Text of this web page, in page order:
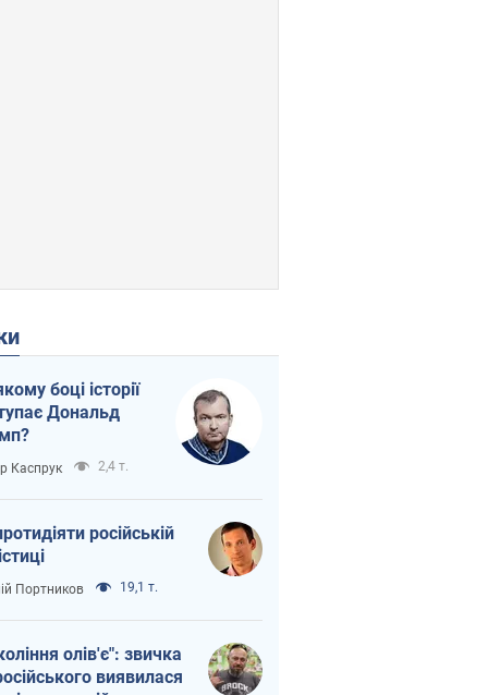
боці історії
Дональд
Каспрук 2,4 т.
російській
Портников 19,1 т.
олів'є": звичка
виявилася